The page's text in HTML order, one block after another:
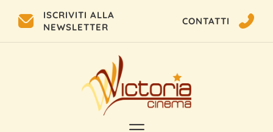
ISCRIVITI ALLA
NEWSLETTER
CONTATTI